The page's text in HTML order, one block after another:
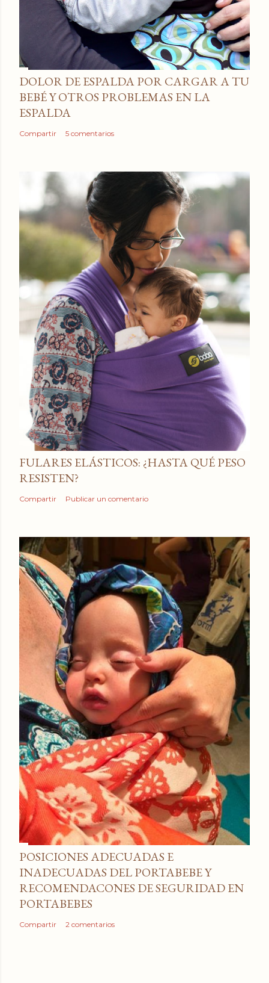
DOLOR DE ESPALDA POR CARGAR A TU
BEBÉ Y OTROS PROBLEMAS EN LA
ESPALDA
Compartir 5 comentarios
FULARES ELÁSTICOS: ¿HASTA QUÉ PESO
RESISTEN?
Compartir Publicar un comentario
POSICIONES ADECUADAS E
INADECUADAS DEL PORTABEBE Y
RECOMENDACONES DE SEGURIDAD EN
PORTABEBES
Compartir 2 comentarios